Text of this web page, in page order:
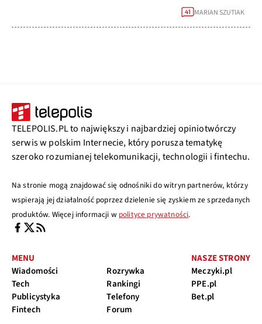
41 MARIAN SZUTIAK
TELEPOLIS.PL to największy i najbardziej opiniotwórczy
serwis w polskim Internecie, który porusza tematykę
szeroko rozumianej telekomunikacji, technologii i fintechu.
Na stronie mogą znajdować się odnośniki do witryn partnerów, którzy
wspierają jej działalność poprzez dzielenie się zyskiem ze sprzedanych
produktów. Więcej informacji w polityce prywatności.
MENU
Wiadomości
Tech
Publicystyka
Fintech
Rozrywka
Rankingi
Telefony
Forum
NASZE STRONY
Meczyki.pl
PPE.pl
Bet.pl